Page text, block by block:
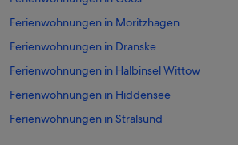
Ferienwohnungen in Moritzhagen
Ferienwohnungen in Dranske
Ferienwohnungen in Halbinsel Wittow
Ferienwohnungen in Hiddensee
Ferienwohnungen in Stralsund